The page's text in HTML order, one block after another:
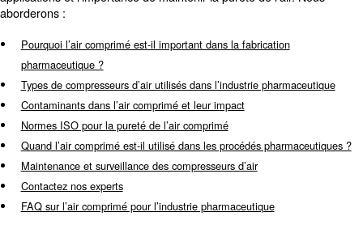
La qualité et la fiabilité de l’air comprimé jouent un rôle
l’industrie pharmaceutique. L’air comprimé est un
alimente divers équipements et processus de
la sécurité des produits, la conformité réglementaire et
opérationnelle.
Dans ce blog, vous en apprendrez davantage sur les
d’air dans le secteur pharmaceutique, en explorant
applications et l’importance de maintenir la pureté de
aborderons :